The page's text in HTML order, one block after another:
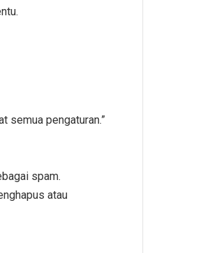
semua pengaturan.”
spam.
atau